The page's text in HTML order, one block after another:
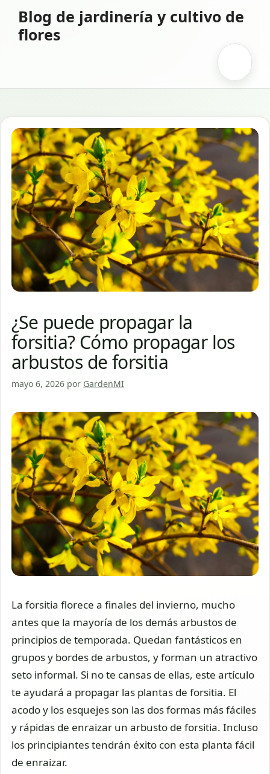
contenido
Blog de jardinería y cultivo de
flores
¿Se puede propagar la
forsitia? Cómo propagar los
arbustos de forsitia
mayo 6, 2026 por GardenMI
La forsitia florece a finales del invierno, mucho
antes que la mayoría de los demás arbustos de
principios de temporada. Quedan fantásticos en
grupos y bordes de arbustos, y forman un atractivo
seto informal. Si no te cansas de ellas, este artículo
te ayudará a propagar las plantas de forsitia. El
acodo y los esquejes son las dos formas más fáciles
y rápidas de enraizar un arbusto de forsitia. Incluso
los principiantes tendrán éxito con esta planta fácil
de enraizar.